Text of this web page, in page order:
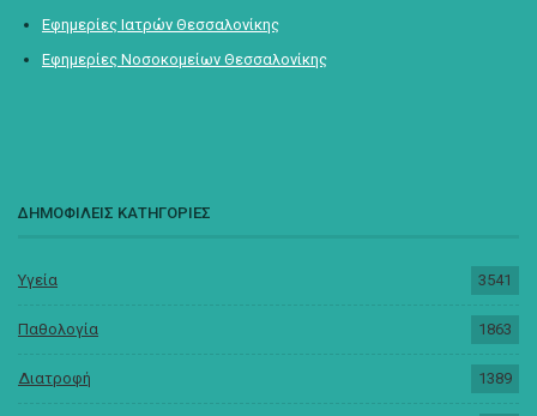
Εφημερίες Ιατρών Θεσσαλονίκης
Εφημερίες Νοσοκομείων Θεσσαλονίκης
ΔΗΜΟΦΙΛΕΙΣ ΚΑΤΗΓΟΡΙΕΣ
Υγεία 3541
Παθολογία 1863
Διατροφή 1389